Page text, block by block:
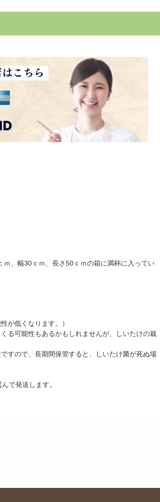
、幅30ｃｍ、長さ50ｃｍの箱に満杯に入ってい
が低くなります。）
る可能性もあるかもしれませんが、しいたけの栽
すので、長期間保管すると、しいたけ菌が死ぬ場
で発送します。